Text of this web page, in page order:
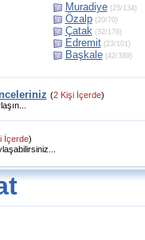
Muradiye(25/134)
Özalp(20/70)
Çatak(32/176)
Edremit(23/101)
Başkale(42/389)
(2 Kişi İçerde)
İçerde)